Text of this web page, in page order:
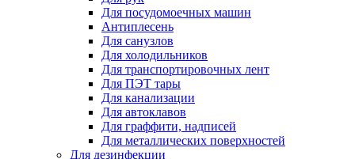
Для посудомоечных машин
Антиплесень
Для санузлов
Для холодильников
Для транспортировочных лент
Для ПЭТ тары
Для канализации
Для автоклавов
Для граффити, надписей
Для металлических поверхностей
Для дезинфекции